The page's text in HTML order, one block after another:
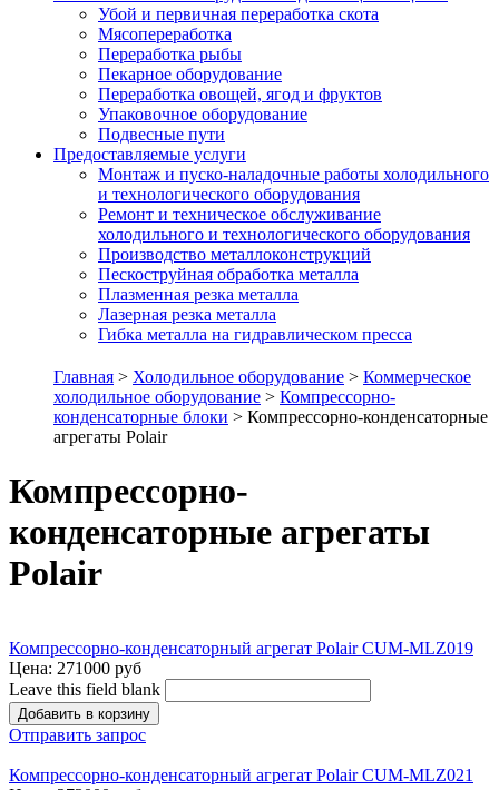
Убой и первичная переработка скота
Мясопереработка
Переработка рыбы
Пекарное оборудование
Переработка овощей, ягод и фруктов
Упаковочное оборудование
Подвесные пути
Предоставляемые услуги
Монтаж и пуско-наладочные работы холодильного
и технологического оборудования
Ремонт и техническое обслуживание
холодильного и технологического оборудования
Производство металлоконструкций
Пескоструйная обработка металла
Плазменная резка металла
Лазерная резка металла
Гибка металла на гидравлическом пресса
Главная > Холодильное оборудование > Коммерческое
холодильное оборудование > Компрессорно-
конденсаторные блоки > Компрессорно-конденсаторные
агрегаты Polair
Компрессорно-
конденсаторные агрегаты
Polair
Компрессорно-конденсаторный агрегат Polair CUM-MLZ019
Цена: 271000 руб
Leave this field blank
Отправить запрос
Компрессорно-конденсаторный агрегат Polair CUM-MLZ021